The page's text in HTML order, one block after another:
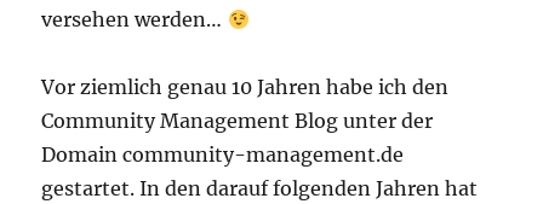
versehen werden…
Vor ziemlich genau 10 Jahren habe ich den
Community Management Blog unter der
Domain community-management.de
gestartet. In den darauf folgenden Jahren hat